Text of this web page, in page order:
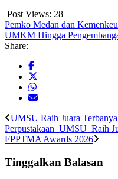
Post Views: 28
Pemko Medan dan
UMKM Hingga
Share:
UMSU Raih Juara
Perpustakaan UMSU Raih
FPPTMA Awards 2026
Tinggalkan Balasan